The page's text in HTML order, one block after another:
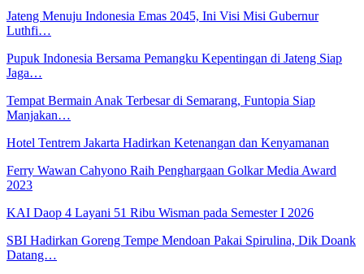
Jateng Menuju Indonesia Emas 2045, Ini Visi Misi Gubernur
Luthfi…
Pupuk Indonesia Bersama Pemangku Kepentingan di Jateng Siap
Jaga…
Tempat Bermain Anak Terbesar di Semarang, Funtopia Siap
Manjakan…
Hotel Tentrem Jakarta Hadirkan Ketenangan dan Kenyamanan
Ferry Wawan Cahyono Raih Penghargaan Golkar Media Award
2023
KAI Daop 4 Layani 51 Ribu Wisman pada Semester I 2026
SBI Hadirkan Goreng Tempe Mendoan Pakai Spirulina, Dik Doank
Datang…